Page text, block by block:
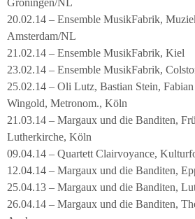
Groningen/NL
20.02.14 – Ensemble MusikFabrik,
Amsterdam/NL
21.02.14 – Ensemble MusikFabrik, Kiel
23.02.14 – Ensemble MusikFabrik,
25.02.14 – Oli Lutz, Bastian Stein,
Wingold, Metronom., Köln
21.03.14 – Margaux und die Banditen,
Lutherkirche, Köln
09.04.14 – Quartett Clairvoyance,
12.04.14 – Margaux und die Banditen,
25.04.13 – Margaux und die Banditen,
26.04.14 – Margaux und die Banditen,